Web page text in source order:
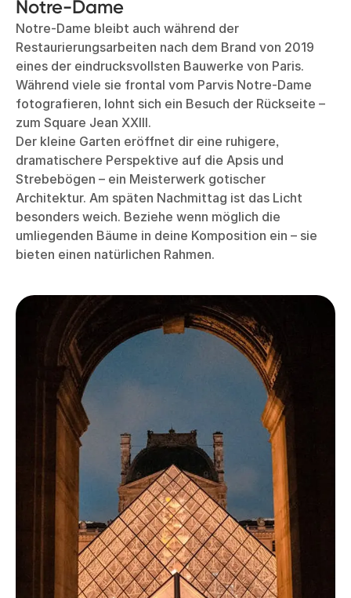
Notre-Dame
Notre-Dame bleibt auch während der
Restaurierungsarbeiten nach dem Brand von 2019
eines der eindrucksvollsten Bauwerke von Paris.
Während viele sie frontal vom Parvis Notre-Dame
fotografieren, lohnt sich ein Besuch der Rückseite –
zum Square Jean XXIII.
Der kleine Garten eröffnet dir eine ruhigere,
dramatischere Perspektive auf die Apsis und
Strebebögen – ein Meisterwerk gotischer
Architektur. Am späten Nachmittag ist das Licht
besonders weich. Beziehe wenn möglich die
umliegenden Bäume in deine Komposition ein – sie
bieten einen natürlichen Rahmen.